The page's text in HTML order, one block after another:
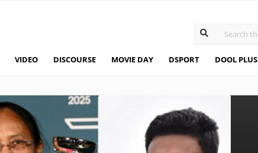
VIDEO DISCOURSE MOVIE DAY DSPORT DOOL PLUS